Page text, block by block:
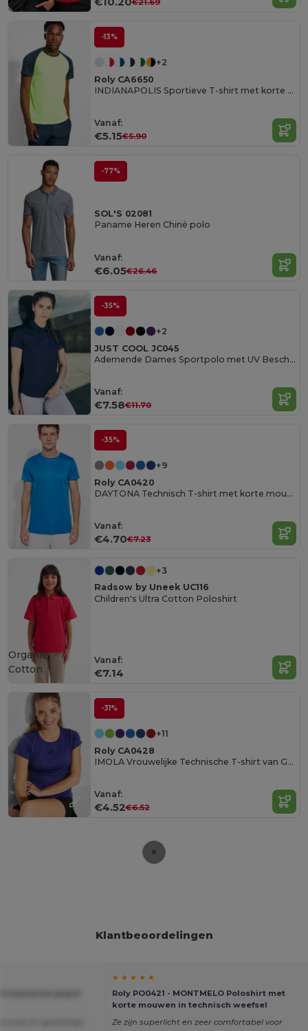
-13%
+2
Roly CA6650
INDIANAPOLIS Sportieve T-shirt met korte raglanmouwen in contrastkleuren
Vanaf:
€5.15€5.90
-77%
SOL'S 02081
Paname Heren Chiné polo
Vanaf:
€6.05€26.46
-35%
+2
JUST COOL JC045
Ademende Dames Sportpolo met UV Bescherming
Vanaf:
€7.58€11.70
-35%
+9
Roly CA0420
DAYTONA Technisch T-shirt met korte mouwen in luchtdoorlatend weefsel
Vanaf:
€4.70€7.23
+3
Radsow by Uneek UC116
Children's Ultra Cotton Poloshirt
Vanaf:
€7.14
Organic
Cotton
-31%
+11
Roly CA0428
IMOLA Vrouwelijke Technische T-shirt van Gerecycled Polyester
Vanaf:
€4.52€6.52
Klantbeoordelingen
★ ★ ★ ★ ★
Roly PO0421 - MONTMELO Poloshirt met
korte mouwen in technisch weefsel
Ze zijn superlicht en zeer comfortabel voor